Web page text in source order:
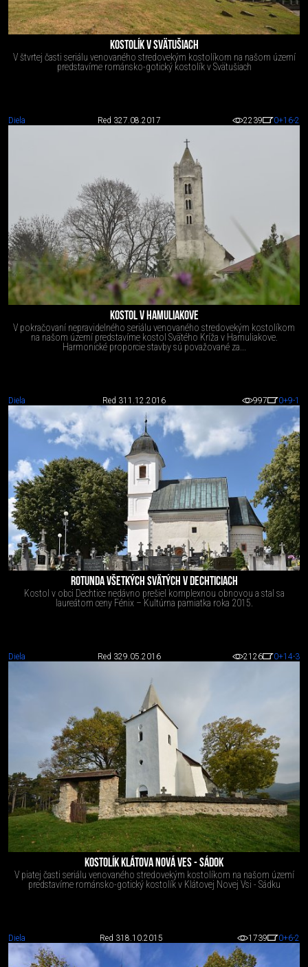
KOSTOLÍK V SVÄTUŠIACH
V štvrtej časti seriálu venovaného stredovekým kostolíkom na našom území
predstavíme románsko-gotický kostolík v Svätušiach
Diela Red 327.08.2017 2239 0+16-2
KOSTOL V HAMULIAKOVE
V pokračovaní nepravidelného seriálu venovaného stredovekým kostolíkom
na našom území predstavíme kostol Svätého Kríža v Hamuliakove.
Harmonické proporcie stavby sú považované za...
Diela Red 311.12.2016 997 0+9-1
ROTUNDA VŠETKÝCH SVÄTÝCH V DECHTICIACH
Kostol v obci Dechtice nedávno prešiel komplexnou obnovou a stal sa
laureátom ceny Fénix – Kultúrna pamiatka roka 2015.
Diela Red 329.05.2016 2126 0+14-3
KOSTOLÍK KLÁTOVA NOVÁ VES - SÁDOK
V piatej časti seriálu venovaného stredovekým kostolíkom na našom území
predstavíme románsko-gotický kostolík v Klátovej Novej Vsi - Sádku
Diela Red 318.10.2015 1739 0+6-2